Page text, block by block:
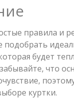
правила и
подобрать
будет
что
куртки.